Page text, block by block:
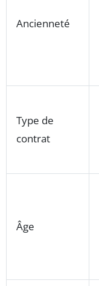
Ancienneté
Type de
contrat
Âge